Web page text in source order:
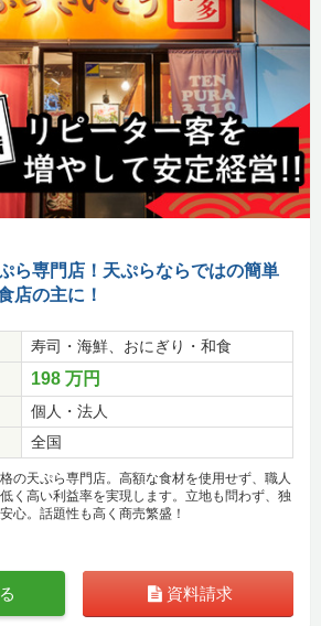
ら専門店！天ぷらならではの簡単
店の主に！
寿司・海鮮、おにぎり・和食
198 万円
個人・法人
全国
の天ぷら専門店。高額な食材を使用せず、職人
く高い利益率を実現します。立地も問わず、独
心。話題性も高く商売繁盛！
資料請求